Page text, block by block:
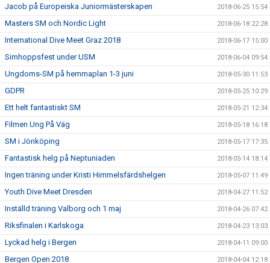
Jacob på Europeiska Juniormästerskapen 2018-06-25 15:54
Masters SM och Nordic Light 2018-06-18 22:28
International Dive Meet Graz 2018 2018-06-17 15:00
Simhoppsfest under USM 2018-06-04 09:54
Ungdoms-SM på hemmaplan 1-3 juni 2018-05-30 11:53
GDPR 2018-05-25 10:29
Ett helt fantastiskt SM 2018-05-21 12:34
Filmen Ung På Väg 2018-05-18 16:18
SM i Jönköping 2018-05-17 17:35
Fantastisk helg på Neptuniaden 2018-05-14 18:14
Ingen träning under Kristi Himmelsfärdshelgen 2018-05-07 11:49
Youth Dive Meet Dresden 2018-04-27 11:52
Inställd träning Valborg och 1 maj 2018-04-26 07:42
Riksfinalen i Karlskoga 2018-04-23 13:03
Lyckad helg i Bergen 2018-04-11 09:00
Bergen Open 2018 2018-04-04 12:18